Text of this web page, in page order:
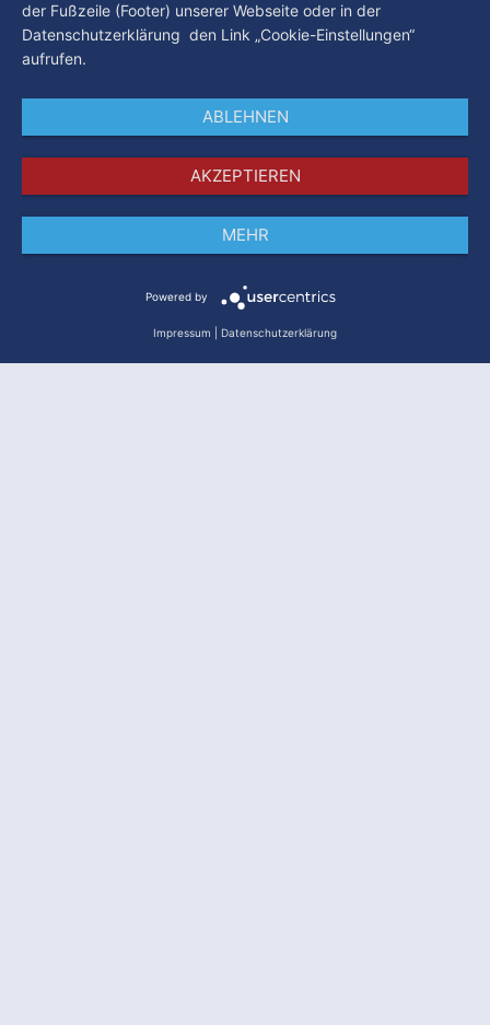
Datenschutz
der Fußzeile (Footer) unserer Webseite oder in der
Datenschutzerklärung den Link „Cookie-Einstellungen“
aufrufen.
ABLEHNEN
AKZEPTIEREN
MEHR
Powered by
Impressum Datenschutzerklärung